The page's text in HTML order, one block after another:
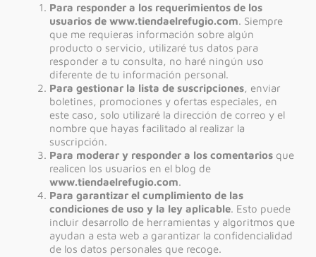
Para responder a los requerimientos de los
usuarios de www.tiendaelrefugio.com. Siempre
que me requieras información sobre algún
producto o servicio, utilizaré tus datos para
responder a tu consulta, no haré ningún uso
diferente de tu información personal.
Para gestionar la lista de suscripciones, enviar
boletines, promociones y ofertas especiales, en
este caso, solo utilizaré la dirección de correo y el
nombre que hayas facilitado al realizar la
suscripción.
Para moderar y responder a los comentarios que
realicen los usuarios en el blog de
www.tiendaelrefugio.com.
Para garantizar el cumplimiento de las
condiciones de uso y la ley aplicable. Esto puede
incluir desarrollo de herramientas y algoritmos que
ayudan a esta web a garantizar la confidencialidad
de los datos personales que recoge.